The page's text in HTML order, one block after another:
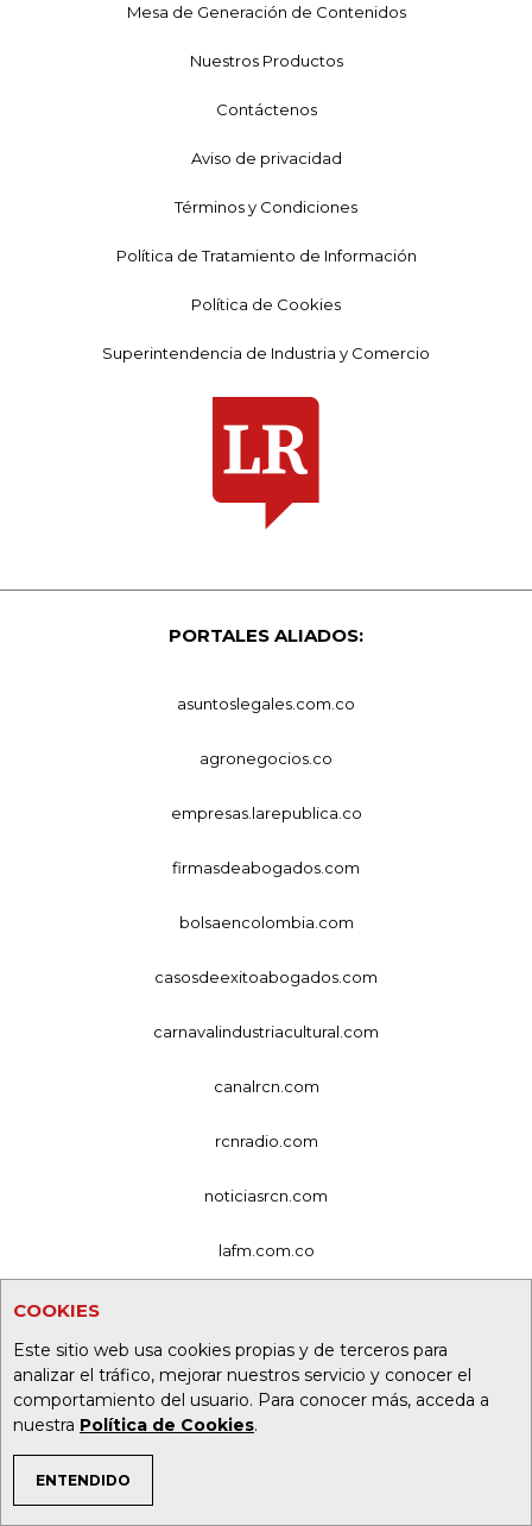
COOKIES
Este sitio web usa cookies propias y de terceros para
analizar el tráfico, mejorar nuestros servicio y conocer el
comportamiento del usuario. Para conocer más, acceda a
nuestra Política de Cookies.
ENTENDIDO
TEMAS DE INTERÉS
Mesa de Generación de Contenidos
Nuestros Productos
Contáctenos
Aviso de privacidad
Términos y Condiciones
Política de Tratamiento de Información
Política de Cookies
Superintendencia de Industria y Comercio
PORTALES ALIADOS:
asuntoslegales.com.co
agronegocios.co
empresas.larepublica.co
firmasdeabogados.com
bolsaencolombia.com
casosdeexitoabogados.com
carnavalindustriacultural.com
canalrcn.com
rcnradio.com
noticiasrcn.com
lafm.com.co
deportesrcn.com
Organización Ardila Lülle - oal.com.co